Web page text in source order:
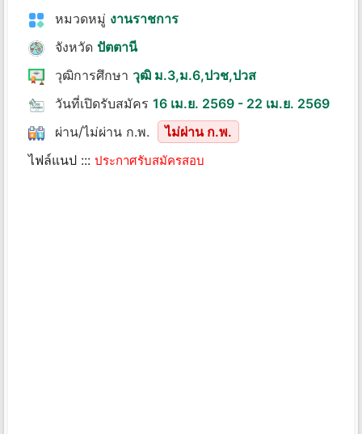
หมวดหมู่ งานราชการ
จังหวัด ปัตตานี
วุฒิการศึกษา วุฒิ ม.3,ม.6,ปวช,ปวส
วันที่เปิดรับสมัคร 16 เม.ย. 2569 - 22 เม.ย. 2569
ผ่าน/ไม่ผ่าน ก.พ.
ไม่ผ่าน ก.พ.
ไฟล์แนป ::: ประกาศรับสมัครสอบ